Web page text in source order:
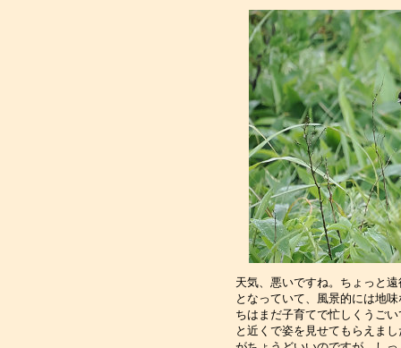
天気、悪いですね。ちょっと
となっていて、風景的には地
ちはまだ子育てで忙しくうご
と近くで姿を見せてもらえま